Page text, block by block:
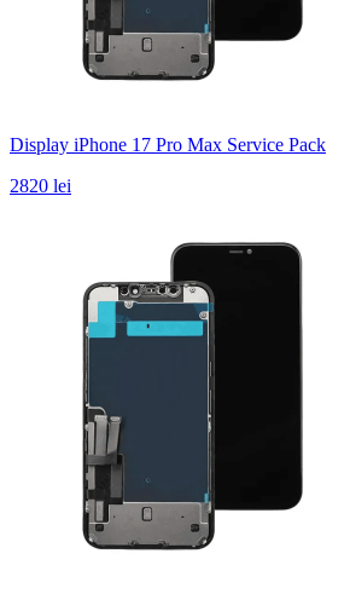
Display iPhone 17 Pro Max Service Pack
2820 lei